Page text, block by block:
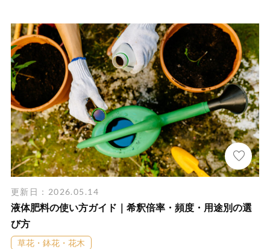
更新日：2026.05.14
液体肥料の使い方ガイド｜希釈倍率・頻度・用途別の選
び方
草花・鉢花・花木